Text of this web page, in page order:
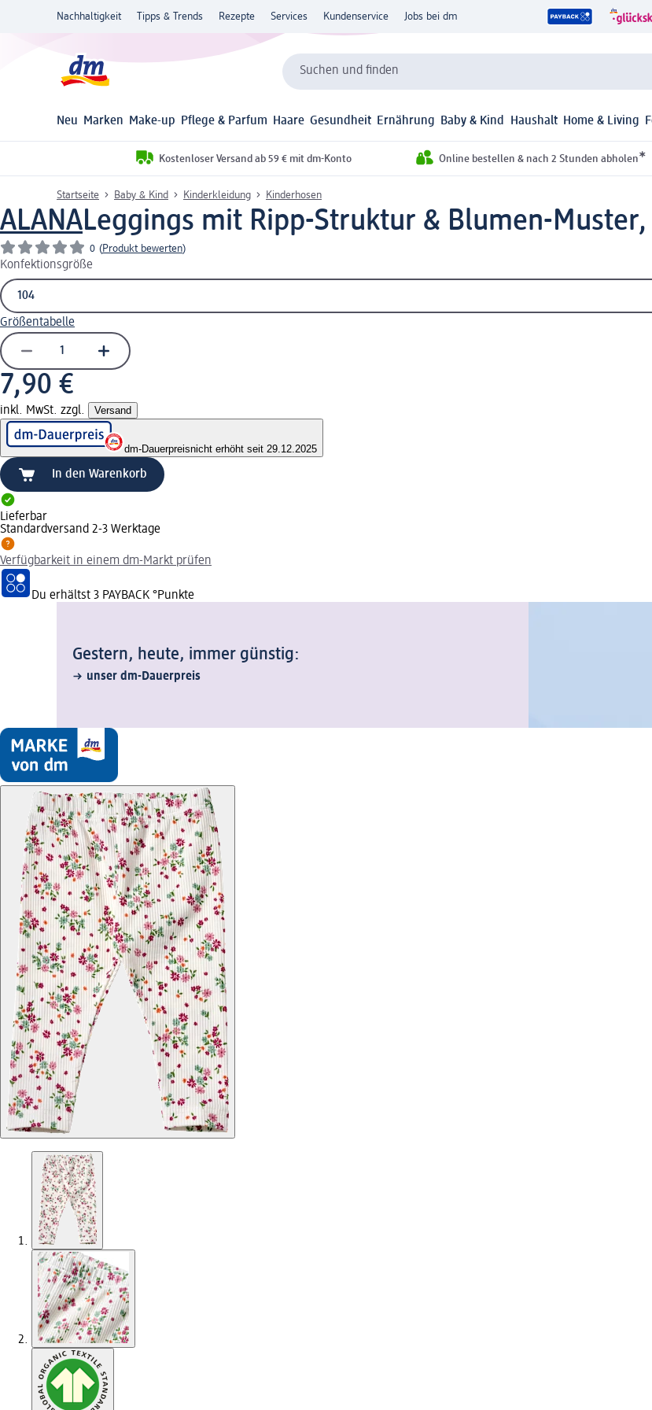
Nachhaltigkeit Tipps & Trends Rezepte Services Kundenservice Jobs bei dm
Suchen und finden
Neu Marken Make-up Pflege & Parfum Haare Gesundheit Ernährung Baby & Kind Haushalt Home & Living
Kostenloser Versand ab 59 € mit dm-Konto Online bestellen & nach 2 Stunden abholen*
Startseite Baby & Kind Kinderkleidung Kinderhosen
ALANALeggings mit Ripp-Struktur & Blumen-Muster,
0 (Produkt bewerten)
Konfektionsgröße
Größentabelle
7,90 €
inkl. MwSt. zzgl. Versand
dm-Dauerpreisnicht erhöht seit 29.12.2025
In den Warenkorb
Lieferbar
Standardversand 2-3 Werktage
Verfügbarkeit in einem dm-Markt prüfen
Du erhältst 3 PAYBACK °Punkte
Gestern, heute, immer günstig:
unser dm-Dauerpreis